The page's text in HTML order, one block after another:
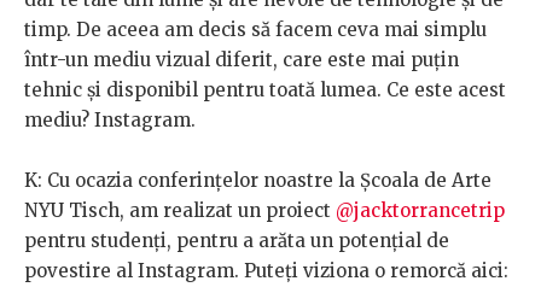
timp. De aceea am decis să facem ceva mai simplu
într-un mediu vizual diferit, care este mai puțin
tehnic și disponibil pentru toată lumea. Ce este acest
mediu? Instagram.
K: Cu ocazia conferințelor noastre la Școala de Arte
NYU Tisch, am realizat un proiect @jacktorrancetrip
pentru studenți, pentru a arăta un potențial de
povestire al Instagram. Puteți viziona o remorcă aici: